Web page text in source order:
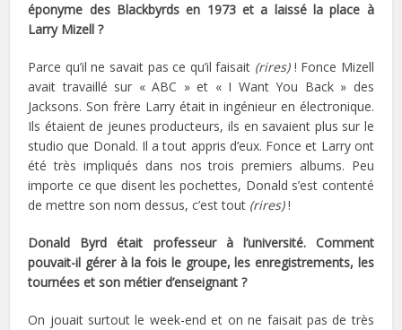
éponyme des Blackbyrds en 1973 et a laissé la place à
Larry Mizell ?
Parce qu’il ne savait pas ce qu’il faisait (rires) ! Fonce Mizell
avait travaillé sur « ABC » et « I Want You Back » des
Jacksons. Son frère Larry était in ingénieur en électronique.
Ils étaient de jeunes producteurs, ils en savaient plus sur le
studio que Donald. Il a tout appris d’eux. Fonce et Larry ont
été très impliqués dans nos trois premiers albums. Peu
importe ce que disent les pochettes, Donald s’est contenté
de mettre son nom dessus, c’est tout (rires)!
Donald Byrd était professeur à l’université. Comment
pouvait-il gérer à la fois le groupe, les enregistrements, les
tournées et son métier d’enseignant ?
On jouait surtout le week-end et on ne faisait pas de très